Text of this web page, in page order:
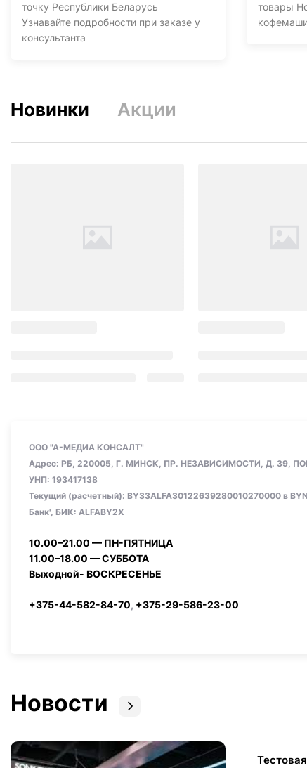
точку Республики Беларусь
Узнавайте подробности при заказе у
консультанта
товары
Новинки Акции
ООО "А-МЕДИА КОНСАЛТ"
Адрес: РБ, 220005, Г. МИНСК, ПР. НЕЗАВИСИМОСТИ, Д. 39,
УНП: ‎193417138
Текущий (расчетный): BY33ALFA30122639280010270000 в
Банк', БИК: ALFABY2X
10.00–21.00 — ПН-ПЯТНИЦА
11.00–18.00 — СУББОТА
Выходной- ВОСКРЕСЕНЬЕ
+375-44-582-84-70, +375-29-586-23-00
Новости